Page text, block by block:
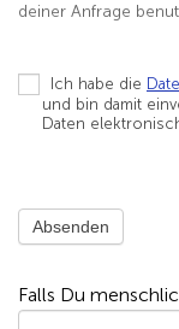
deiner Anfrage
Ich habe die
und bin damit
Daten
Absenden
Falls Du